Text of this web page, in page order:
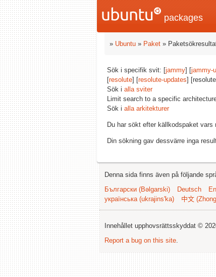
packages
» Ubuntu » Paket »
Sök i specifik svit: [jammy] [jammy-
[resolute] [resolute-updates]
Sök i alla sviter
Limit search to a specific
Sök i alla arkitekturer
Du har sökt efter källkodspaket vars
Din sökning gav dessvärre inga
Denna sida finns även på följande
Български (Bəlgarski)
Deutsch
українська (ukrajins'ka)
中文
Innehållet upphovsrättsskyddat ©
Report a bug on this site.